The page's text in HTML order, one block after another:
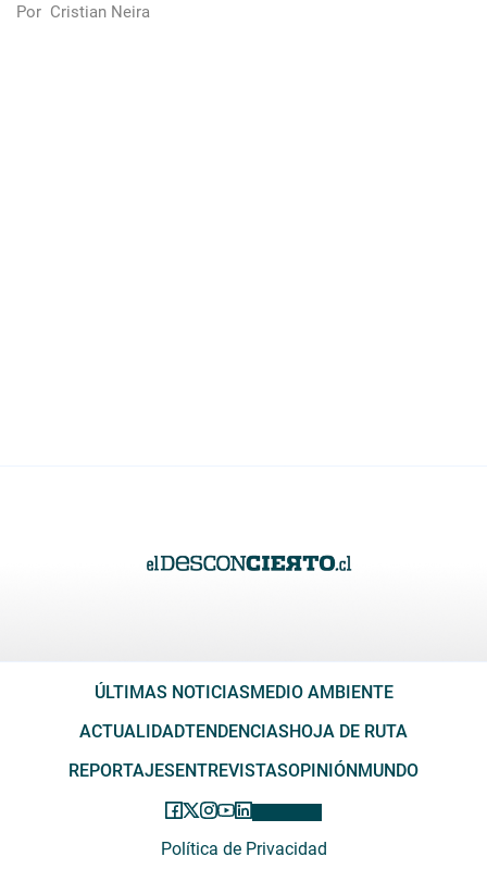
Por Cristian Neira
ÚLTIMAS NOTICIASMEDIO AMBIENTE
ACTUALIDADTENDENCIASHOJA DE RUTA
REPORTAJESENTREVISTASOPINIÓNMUNDO
Política de Privacidad